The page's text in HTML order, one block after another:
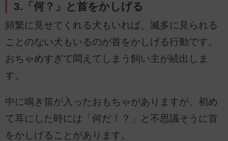
3.「何？」と首をかしげる
頻繁に見せてくれる犬もいれば、滅多に見られる
ことのない犬もいるのが首をかしげる行動です。
おちゃめすぎて悶えてしまう飼い主が続出しま
す。
中に鳴き笛が入ったおもちゃがありますが、初め
て耳にした時には「何だ！？」と不思議そうに首
をかしげることがあります。